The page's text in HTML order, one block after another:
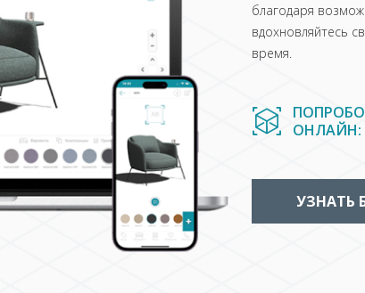
благодаря
вдохновляйтесь
время.
ОНЛАЙН:
УЗНАТЬ